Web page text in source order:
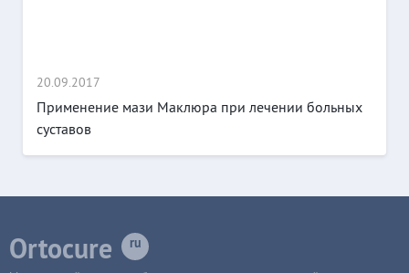
20.09.2017
Применение мази Маклюра при лечении больных
суставов
Ortocure